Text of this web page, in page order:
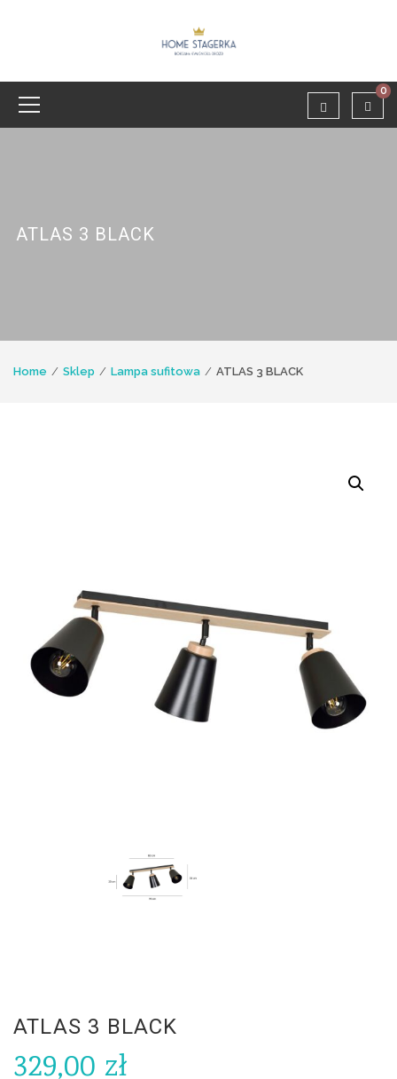
0
ATLAS 3 BLACK
Home Sklep Lampa sufitowa ATLAS 3 BLACK
ATLAS 3 BLACK
329,00 zł